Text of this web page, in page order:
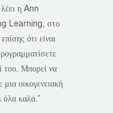
η Ann
Learning, στο
ότι είναι
του. Μπορεί να
μια οικογενειακή
όλα καλά.”